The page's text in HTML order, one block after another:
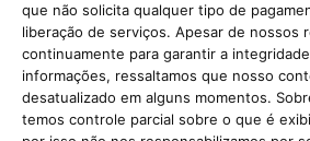
que não solicita qualquer tipo de
liberação de serviços. Apesar de nossos
continuamente para garantir a
informações, ressaltamos que nosso
desatualizado em alguns momentos.
temos controle parcial sobre o que é